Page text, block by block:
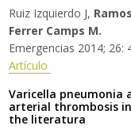
Ruiz Izquierdo J,
Ferrer Camps M.
Emergencias 2014; 26:
Artículo
Varicella pneumonia
arterial thrombosis
the literatura